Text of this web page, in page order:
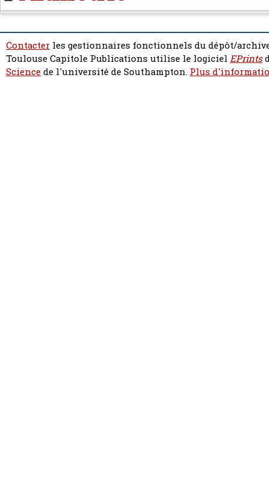
Contacter les gestionnaires fonctionnels du dépôt/
Toulouse Capitole Publications utilise le logiciel EPrints
Sciencede l'université de Southampton. Plus